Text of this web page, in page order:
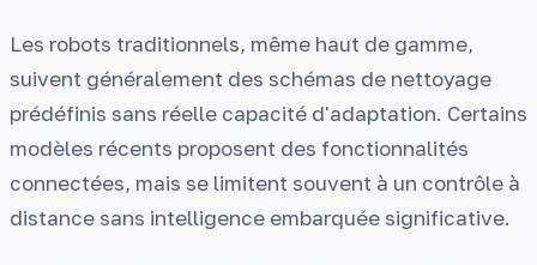
Les robots traditionnels, même haut de gamme,
suivent généralement des schémas de nettoyage
prédéfinis sans réelle capacité d'adaptation. Certains
modèles récents proposent des fonctionnalités
connectées, mais se limitent souvent à un contrôle à
distance sans intelligence embarquée significative.